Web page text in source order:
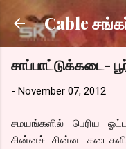
Cable
சாப்பாட்டுக்கடை-
- November 07, 2012
சமயங்களில் பெரிய
சின்னச் சின்ன